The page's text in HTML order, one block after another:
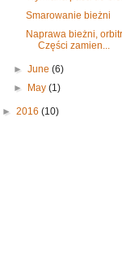
Smarowanie bieżni
Naprawa bieżni,
Części zamien...
►June(6)
►
May(1)
► 2016 (10)